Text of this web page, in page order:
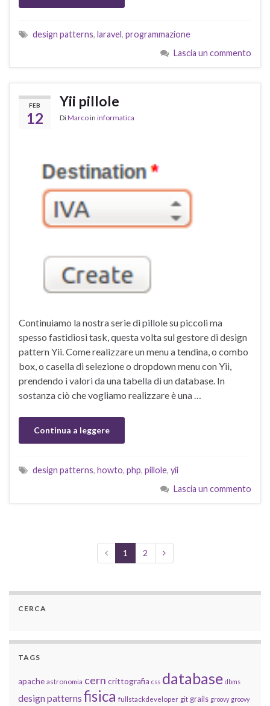
design patterns, laravel, programmazione
Lascia un commento
FEB
12
Yii pillole
DiMarcoin informatica
Continuiamo la nostra serie di pillole su piccoli ma
spesso fastidiosi task, questa volta sul gestore di design
pattern Yii. Come realizzare un menu a tendina, o combo
box, o casella di selezione o dropdown menu con Yii,
prendendo i valori da una tabella di un database. In
sostanza ciò che vogliamo realizzare è una …
Continua a leggere
design patterns, howto, php, pillole, yii
Lascia un commento
1 2
CERCA
TAGS
apache astronomia cern crittografia css database dbms
design patterns fisica fullstackdeveloper git grails groovy groovy